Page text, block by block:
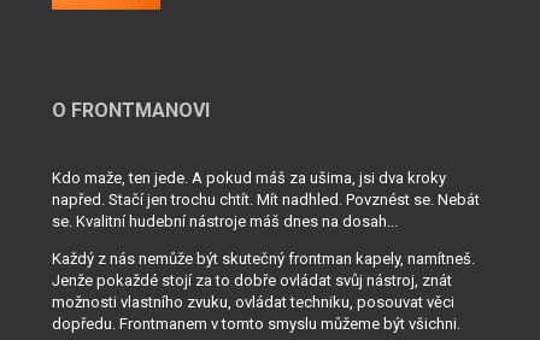
O FRONTMANOVI
Kdo maže, ten jede. A pokud máš za ušima, jsi dva kroky
napřed. Stačí jen trochu chtít. Mít nadhled. Povznést se. Nebát
se. Kvalitní hudební nástroje máš dnes na dosah...
Každý z nás nemůže být skutečný frontman kapely, namítneš.
Jenže pokaždé stojí za to dobře ovládat svůj nástroj, znát
možnosti vlastního zvuku, ovládat techniku, posouvat věci
dopředu. Frontmanem v tomto smyslu můžeme být všichni.